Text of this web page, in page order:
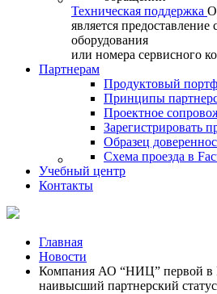
Техническая поддержка
является
оборудования
или номера сервисного
Партнерам
Продуктовый
Принципы
Проектное
Зарегистрировать
Образец
Схема проезда в
Учебный центр
Контакты
Главная
Новости
Компания АО “НИЦ” первой в
наивысший партнерский